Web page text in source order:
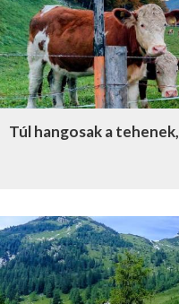
Túl hangosak a